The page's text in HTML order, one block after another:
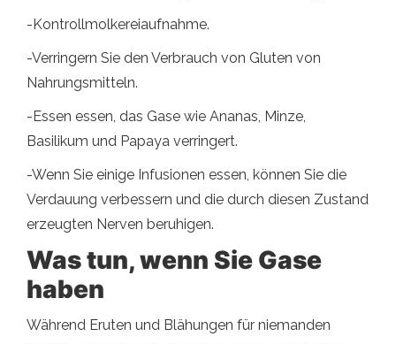
-Kontrollmolkereiaufnahme.
-Verringern Sie den Verbrauch von Gluten von
Nahrungsmitteln.
-Essen essen, das Gase wie Ananas, Minze,
Basilikum und Papaya verringert.
-Wenn Sie einige Infusionen essen, können Sie die
Verdauung verbessern und die durch diesen Zustand
erzeugten Nerven beruhigen.
Was tun, wenn Sie Gase
haben
Während Eruten und Blähungen für niemanden